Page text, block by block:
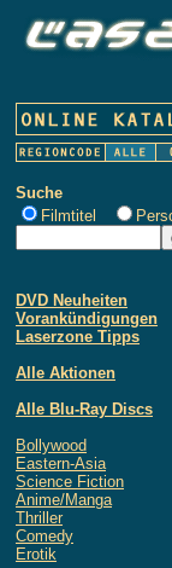
Suche
Filmtitel
DVD Neuheiten
Vorankündigungen
Laserzone Tipps
Alle Aktionen
Alle Blu-Ray Discs
Bollywood
Eastern-Asia
Science Fiction
Anime/Manga
Thriller
Comedy
Erotik